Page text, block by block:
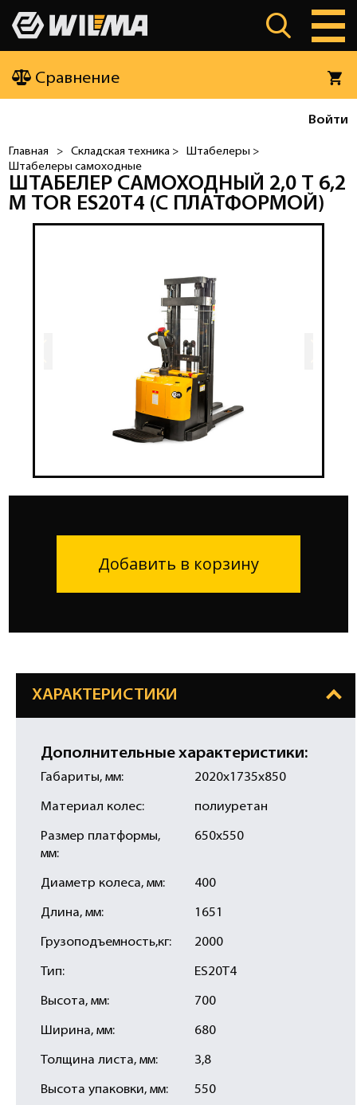
Сравнение
Войти
Главная > Складская техника >
Штабелеры >
Штабелеры самоходные
ШТАБЕЛЕР САМОХОДНЫЙ 2,0 Т 6,2
М TOR ES20T4 (С ПЛАТФОРМОЙ)
Добавить в корзину
ХАРАКТЕРИСТИКИ
Дополнительные характеристики:
Габариты, мм: 2020х1735х850
Материал колес: полиуретан
Размер платформы,
мм:
650х550
Диаметр колеса, мм: 400
Длина, мм: 1651
Грузоподъемность,кг: 2000
Тип: ES20T4
Высота, мм: 700
Ширина, мм: 680
Толщина листа, мм: 3,8
Высота упаковки, мм: 550